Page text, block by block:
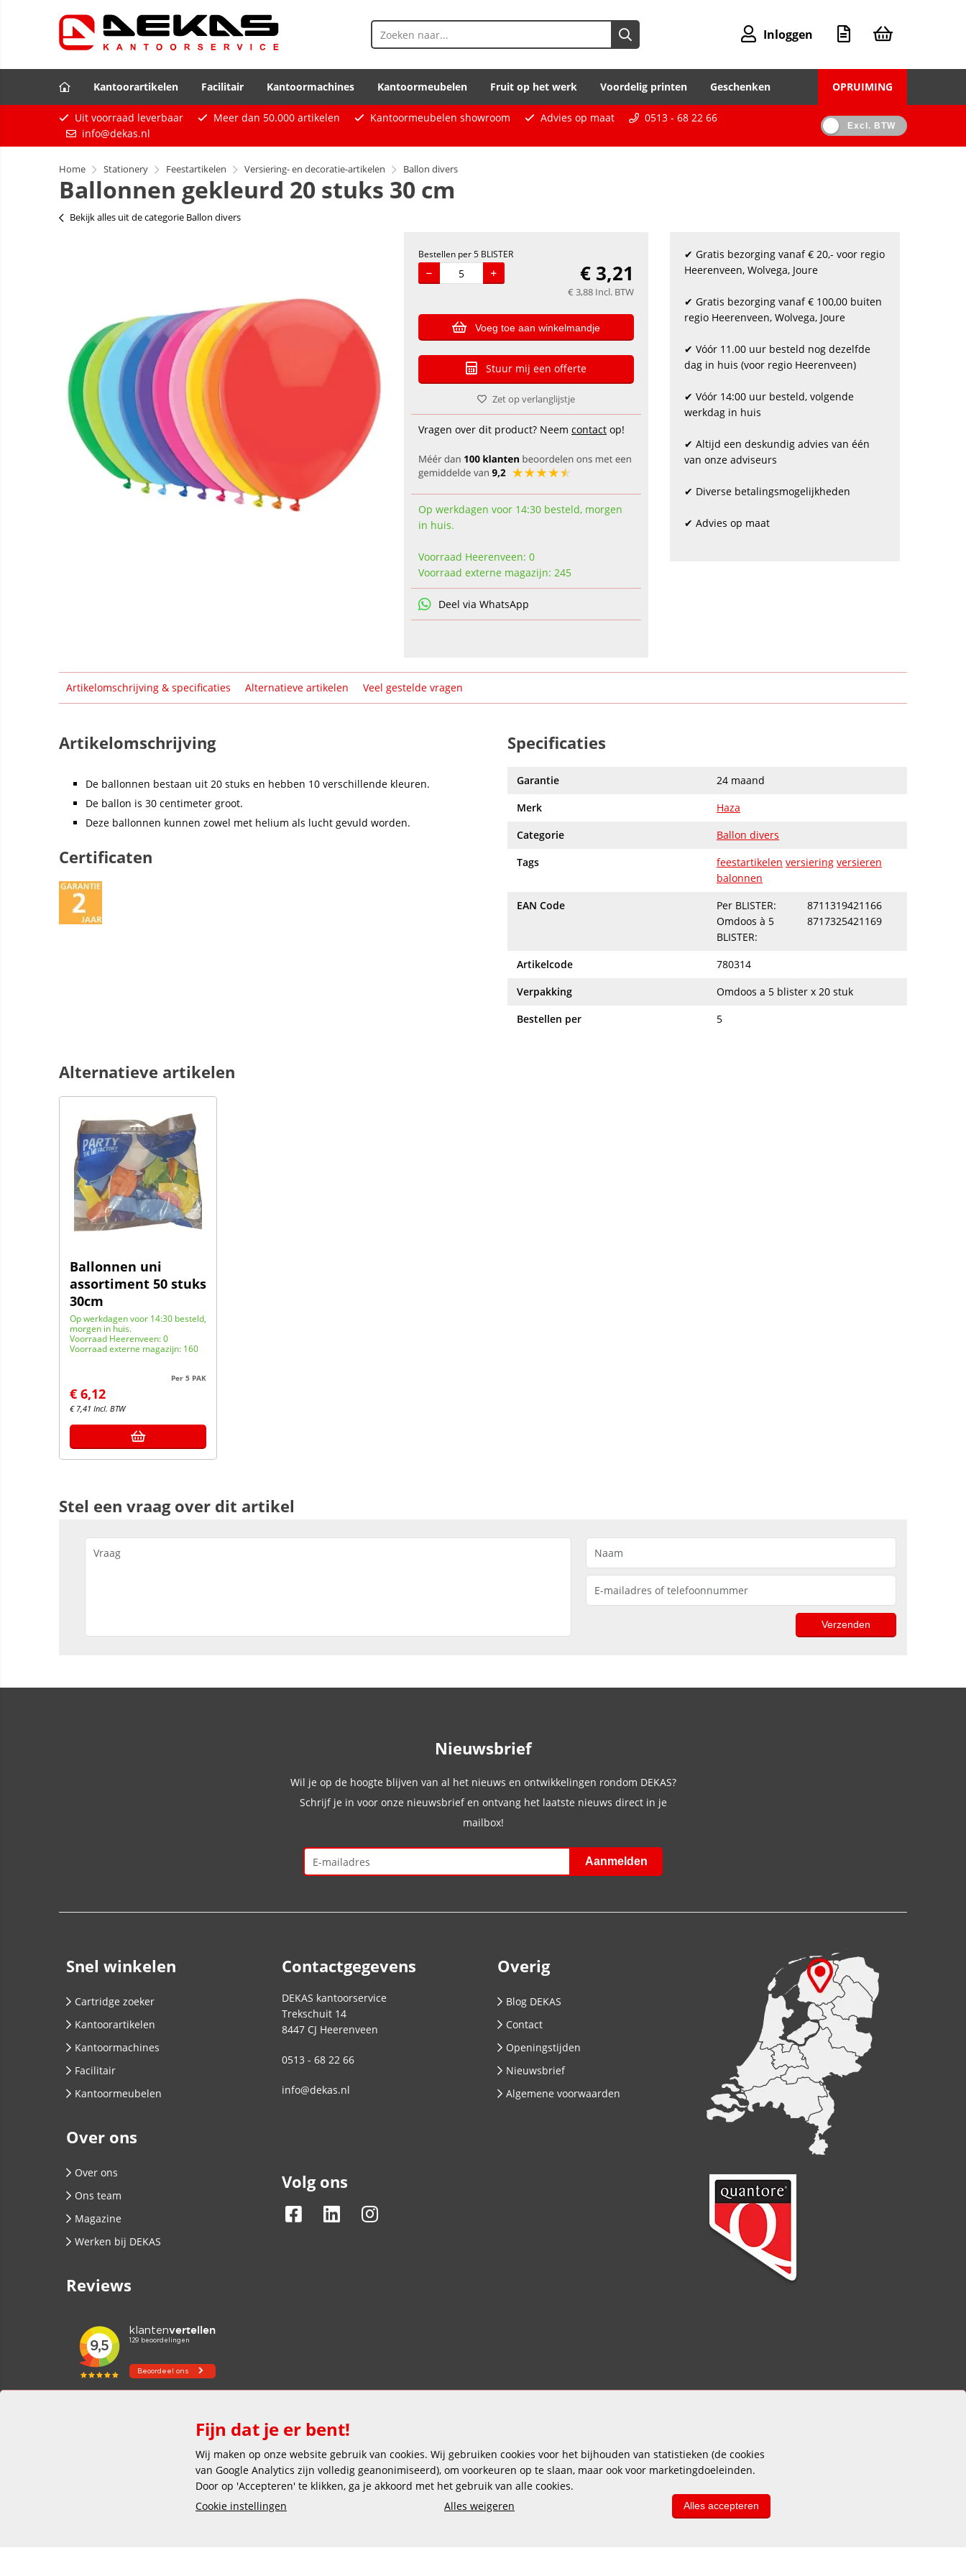
Inloggen
Kantoorartikelen Facilitair Kantoormachines Kantoormeubelen Fruit op het werk Voordelig printen Geschenken OPRUIMING
Uit voorraad leverbaar Meer dan 50.000 artikelen Kantoormeubelen showroom Advies op maat
0513 - 68 22 66
info@dekas.nl
Excl. BTW
Home Stationery Feestartikelen Versiering- en decoratie-artikelen Ballon divers
Ballonnen gekleurd 20 stuks 30 cm
Bekijk alles uit de categorie Ballon divers
Bestellen per 5 BLISTER
€ 3,21
€ 3,88 Incl. BTW
Voeg toe aan winkelmandje
Stuur mij een offerte
Zet op verlanglijstje
Vragen over dit product? Neem contact op!
Op werkdagen voor 14:30 besteld, morgen
in huis.
Voorraad Heerenveen: 0
Voorraad externe magazijn: 245
Deel via WhatsApp
✔ Gratis bezorging vanaf € 20,- voor regio
Heerenveen, Wolvega, Joure
✔ Gratis bezorging vanaf € 100,00 buiten
regio Heerenveen, Wolvega, Joure
✔ Vóór 11.00 uur besteld nog dezelfde
dag in huis (voor regio Heerenveen)
✔ Vóór 14:00 uur besteld, volgende
werkdag in huis
✔ Altijd een deskundig advies van één
van onze adviseurs
✔ Diverse betalingsmogelijkheden
✔ Advies op maat
Artikelomschrijving & specificaties Alternatieve artikelen Veel gestelde vragen
Artikelomschrijving
De ballonnen bestaan uit 20 stuks en hebben 10 verschillende kleuren.
De ballon is 30 centimeter groot.
Deze ballonnen kunnen zowel met helium als lucht gevuld worden.
Certificaten
Specificaties
Garantie
24 maand
Merk
Haza
Categorie
Ballon divers
Tags
feestartikelen versiering versieren
balonnen
EAN Code
Per BLISTER:
8711319421166
Omdoos à 5
BLISTER:
8717325421169
Artikelcode
780314
Verpakking
Omdoos a 5 blister x 20 stuk
Bestellen per
5
Alternatieve artikelen
Ballonnen uni
assortiment 50 stuks
30cm
Op werkdagen voor 14:30 besteld,
morgen in huis.
Voorraad Heerenveen: 0
Voorraad externe magazijn: 160
Per 5 PAK
€ 6,12
€ 7,41 Incl. BTW
Stel een vraag over dit artikel
Nieuwsbrief
Wil je op de hoogte blijven van al het nieuws en ontwikkelingen rondom DEKAS?
Schrijf je in voor onze nieuwsbrief en ontvang het laatste nieuws direct in je
mailbox!
Snel winkelen
Cartridge zoeker
Kantoorartikelen
Kantoormachines
Facilitair
Kantoormeubelen
Over ons
Over ons
Ons team
Magazine
Werken bij DEKAS
Reviews
Contactgegevens
DEKAS kantoorservice
Trekschuit 14
8447 CJ Heerenveen
0513 - 68 22 66
info@dekas.nl
Volg ons
Overig
Blog DEKAS
Contact
Openingstijden
Nieuwsbrief
Algemene voorwaarden
Veilig en gemakkelijk betalen
Fijn dat je er bent!
Wij maken op onze website gebruik van cookies. Wij gebruiken cookies voor het bijhouden van statistieken (de cookies
van Google Analytics zijn volledig geanonimiseerd), om voorkeuren op te slaan, maar ook voor marketingdoeleinden.
Door op 'Accepteren' te klikken, ga je akkoord met het gebruik van alle cookies.
Cookie instellingen
Alles weigeren Alles accepteren